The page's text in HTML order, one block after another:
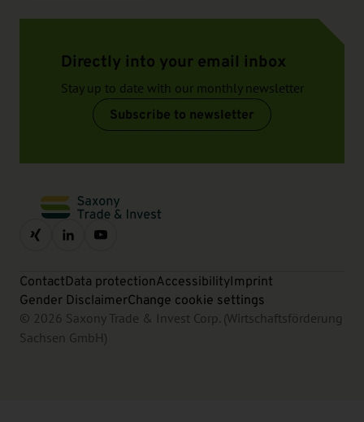
Directly into your email inbox
Stay up to date with our monthly newsletter
Subscribe to newsletter
ContactData protectionAccessibilityImprint
Gender DisclaimerChange cookie settings
© 2026 Saxony Trade & Invest Corp. (Wirtschaftsförderung
Sachsen GmbH)